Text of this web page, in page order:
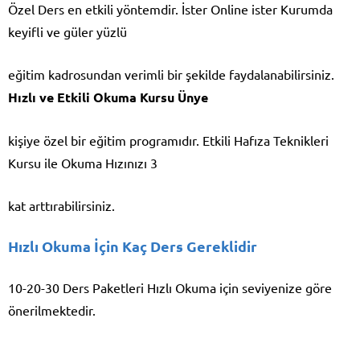
Özel Ders en etkili yöntemdir. İster Online ister Kurumda
keyifli ve güler yüzlü
eğitim kadrosundan verimli bir şekilde faydalanabilirsiniz.
Hızlı ve Etkili Okuma Kursu Ünye
kişiye özel bir eğitim programıdır. Etkili Hafıza Teknikleri
Kursu ile Okuma Hızınızı 3
kat arttırabilirsiniz.
Hızlı Okuma İçin Kaç Ders Gereklidir
10-20-30 Ders Paketleri Hızlı Okuma için seviyenize göre
önerilmektedir.